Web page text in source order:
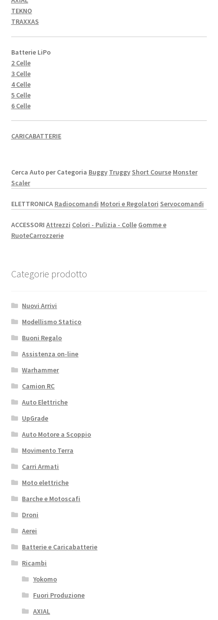
TEKNO
TRAXXAS
Batterie LiPo
2 Celle
3 Celle
4 Celle
5 Celle
6 Celle
CARICABATTERIE
Cerca Auto per Categoria Buggy Truggy Short Course Monster
Scaler
ELETTRONICA Radiocomandi Motori e Regolatori Servocomandi
ACCESSORI Attrezzi Colori - Pulizia - Colle Gomme e
RuoteCarrozzerie
Categorie prodotto
Nuovi Arrivi
Modellismo Statico
Buoni Regalo
Assistenza on-line
Warhammer
Camion RC
Auto Elettriche
UpGrade
Auto Motore a Scoppio
Movimento Terra
Carri Armati
Moto elettriche
Barche e Motoscafi
Droni
Aerei
Batterie e Caricabatterie
Ricambi
Yokomo
Fuori Produzione
AXIAL